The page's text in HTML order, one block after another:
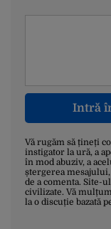
Intră
Vă rugăm să țineți
instigator la ură, a
în mod abuziv, a
ștergerea
de a comenta. Site-
civilizate. Vă
la o discuție bazată